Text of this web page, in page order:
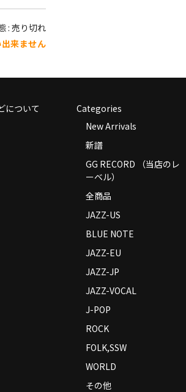
: 売り切れ
来ません
について
Categories
New Arrivals
新譜
GG RECORD （当店のレ
ーベル）
全商品
JAZZ-US
BLUE NOTE
JAZZ-EU
JAZZ-JP
JAZZ-VOCAL
J-POP
ROCK
FOLK,SSW
WORLD
その他